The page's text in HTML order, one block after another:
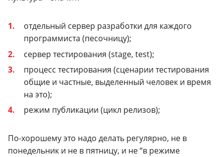
отдельный сервер разработки для каждого
программиста (песочницу);
сервер тестирования (stage, test);
процесс тестирования (сценарии тестирования
общие и частные, выделенный человек и время
на это);
режим публикации (цикл релизов);
По-хорошему это надо делать регулярно, не в
понедельник и не в пятницу, и не “в режиме